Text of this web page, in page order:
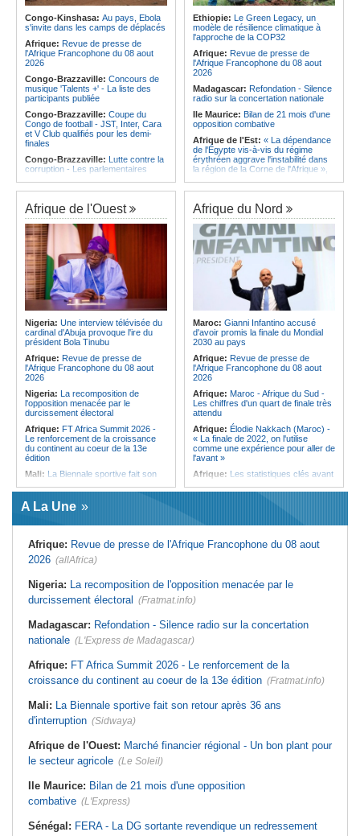
d'Ivoire et l'Algérie
Afrique:Le Maroc et l'Afrique du
Sud se retrouvent quatre ans après
la finale
Afrique:
Côte d'Ivoire - Algérie, un
troisième édition de la Semaine du
développement local à Namibe
Angola:Pedro Godinho nommé
membre de la Commission de
législation de l'ACNOA
Congo-Kinshasa: Au pays, Ebola
s'invite dans les camps de déplacés
Afrique: Revue de presse de
l'Afrique Francophone du 08 aout
2026
Congo-Brazzaville: Concours de
musique 'Talents +' - La liste des
participants publiée
Congo-Brazzaville: Coupe du
Congo de football - JST, Inter, Cara
et V Club qualifiés pour les demi-
finales
Congo-Brazzaville: Lutte contre la
corruption - Les parlementaires
Congo-Brazzaville:Santé publique
- Ollombo réceptionne son hôpital de
référence
Congo-Brazzaville:
Lutte contre
les épidémies - Les employés de la
maison de retraite Kambissi en
formation
Congo-Brazzaville:Distinction -
Darrel Ornelle Elion Assiana promue
maître-assistant Cames
Afrique:Naomi Eto (Cameroun) - «
Face au Nigeria, nous donnerons
tout sur le terrain. »
Cameroun:Ngoh Ngoh, l'homme
qui signe à la place de Biya
Ethiopie: Le Green Legacy, un
modèle de résilience climatique à
l'approche de la COP32
Afrique: Revue de presse de
l'Afrique Francophone du 08 aout
2026
Madagascar: Refondation - Silence
radio sur la concertation nationale
Ile Maurice: Bilan de 21 mois d'une
opposition combative
Afrique de l'Est: « La dépendance
de l'Égypte vis-à-vis du régime
érythréen aggrave l'instabilité dans
la région de la Corne de l'Afrique »,
Ethiopie:Le peuple oromo s'est
historiquement opposé à des
systèmes administratifs défaillants
Ethiopie: « Le renforcement des
capacités de l'armée de l'air
éthiopienne consolide la dissuasion
nationale », déclare le commandant
en second
Afrique de l'Est:« Les dirigeants
érythréens font obstacle à la stabilité
et au développement de la région »,
selon un professeur de l'université
d'Uppsala
Ile Maurice:Dharam Gokhool -
«Kan mo vinn prezidan mo pa okip
mo sekirite»
Ile Maurice:
Chetan Baboolall - Le
de Port-Louis
Afrique de l'Ouest
Nigeria: Une interview télévisée du
cardinal d'Abuja provoque l'ire du
président Bola Tinubu
Afrique: Revue de presse de
l'Afrique Francophone du 08 aout
2026
Nigeria: La recomposition de
l'opposition menacée par le
durcissement électoral
Afrique: FT Africa Summit 2026 -
Le renforcement de la croissance
du continent au coeur de la 13e
édition
Mali: La Biennale sportive fait son
Afrique de l'Ouest:
financier régional - Un bon plant
revendique un redressement
financier du fonds
nature - Le procureur du TGI de
Pikine-Guédiawaye interjette appel
de l'ordonnance de non-lieu partiel et
Sénégal:FERA - Priorité à
l'économie de la préservation,
Cheikh Dieng décline sa vision
Sénégal:
Cheikh Dieng définit ses
axes prioritaires pour restructurer le
Fonds d'entretien routier autonome
Afrique du Nord
Maroc: Gianni Infantino accusé
d'avoir promis la finale du Mondial
2030 au pays
Afrique: Revue de presse de
l'Afrique Francophone du 08 aout
2026
Afrique: Maroc - Afrique du Sud -
Les chiffres d'un quart de finale très
attendu
Afrique: Élodie Nakkach (Maroc) -
« La finale de 2022, on l'utilise
comme une expérience pour aller de
l'avant »
Afrique: Les statistiques clés avant
d'Ivoire et l'Algérie
la finale
Afrique:Côte d'Ivoire - Algérie, un
Sénégal bat la Tunisie et prend le
quart
Tunisie:
interconnecté « One Health »
Tunisie:
les startups à l'international
A La Une
Afrique: Revue de presse de l'Afrique Francophone du 08 aout
2026 (allAfrica)
Nigeria: La recomposition de l'opposition menacée par le
durcissement électoral (Fratmat.info)
Madagascar: Refondation - Silence radio sur la concertation
nationale (L'Express de Madagascar)
Afrique: FT Africa Summit 2026 - Le renforcement de la
croissance du continent au coeur de la 13e édition (Fratmat.info)
Mali: La Biennale sportive fait son retour après 36 ans
d'interruption (Sidwaya)
Afrique de l'Ouest: Marché financier régional - Un bon plant pour
le secteur agricole (Le Soleil)
Ile Maurice: Bilan de 21 mois d'une opposition
combative (L'Express)
Sénégal: FERA - La DG sortante revendique un redressement